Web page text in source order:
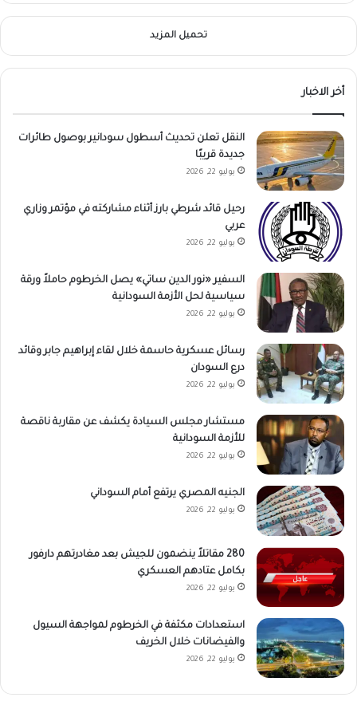
تحميل المزيد
أخر الاخبار
النقل تعلن تحديث أسطول سودانير بوصول طائرات
جديدة قريبًا
يوليو 22, 2026
رحيل قائد شرطي بارز أثناء مشاركته في مؤتمر وزاري
عربي
يوليو 22, 2026
السفير «نور الدين ساتي» يصل الخرطوم حاملاً ورقة
سياسية لحل الأزمة السودانية
يوليو 22, 2026
رسائل عسكرية حاسمة خلال لقاء إبراهيم جابر وقائد
درع السودان
يوليو 22, 2026
مستشار مجلس السيادة يكشف عن مقاربة ناقصة
للأزمة السودانية
يوليو 22, 2026
الجنيه المصري يرتفع أمام السوداني
يوليو 22, 2026
280 مقاتلاً ينضمون للجيش بعد مغادرتهم دارفور
بكامل عتادهم العسكري
يوليو 22, 2026
استعدادات مكثفة في الخرطوم لمواجهة السيول
والفيضانات خلال الخريف
يوليو 22, 2026